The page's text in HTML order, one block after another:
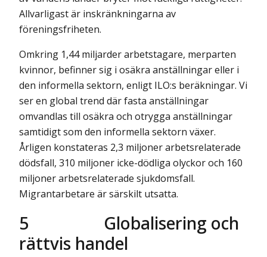
Allvarligast är inskränkningarna av
föreningsfriheten.
Omkring 1,44 miljarder arbetstagare, merparten
kvinnor, befinner sig i osäkra anställningar eller i
den informella sektorn, enligt ILO:s beräkningar. Vi
ser en global trend där fasta anställningar
omvandlas till osäkra och otrygga anställningar
samtidigt som den informella sektorn växer.
Årligen konstateras 2,3 miljoner arbetsrelaterade
dödsfall, 310 miljoner icke-dödliga olyckor och 160
miljoner arbetsrelaterade sjukdomsfall.
Migrantarbetare är särskilt utsatta.
5 Globalisering och
rättvis handel